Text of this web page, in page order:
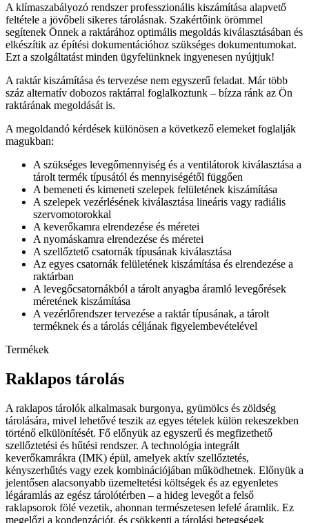
A klímaszabályozó rendszer professzionális kiszámítása alapvető
feltétele a jövőbeli sikeres tárolásnak. Szakértőink örömmel
segítenek Önnek a raktárához optimális megoldás kiválasztásában és
elkészítik az építési dokumentációhoz szükséges dokumentumokat.
Ezt a szolgáltatást minden ügyfelünknek ingyenesen nyújtjuk!
A raktár kiszámítása és tervezése nem egyszerű feladat. Már több
száz alternatív dobozos raktárral foglalkoztunk – bízza ránk az Ön
raktárának megoldását is.
A megoldandó kérdések különösen a következő elemeket foglalják
magukban:
A szükséges levegőmennyiség és a ventilátorok kiválasztása a
tárolt termék típusától és mennyiségétől függően
A bemeneti és kimeneti szelepek felületének kiszámítása
A szelepek vezérlésének kiválasztása lineáris vagy radiális
szervomotorokkal
A keverőkamra elrendezése és méretei
A nyomáskamra elrendezése és méretei
A szellőztető csatornák típusának kiválasztása
Az egyes csatornák felületének kiszámítása és elrendezése a
raktárban
A levegőcsatornákból a tárolt anyagba áramló levegőrések
méretének kiszámítása
A vezérlőrendszer tervezése a raktár típusának, a tárolt
terméknek és a tárolás céljának figyelembevételével
Termékek
Raklapos tárolás
A raklapos tárolók alkalmasak burgonya, gyümölcs és zöldség
tárolására, mivel lehetővé teszik az egyes tételek külön rekeszekben
történő elkülönítését. Fő előnyük az egyszerű és megfizethető
szellőztetési és hűtési rendszer. A technológia integrált
keverőkamrákra (IMK) épül, amelyek aktív szellőztetés,
kényszerhűtés vagy ezek kombinációjában működhetnek. Előnyük a
jelentősen alacsonyabb üzemeltetési költségek és az egyenletes
légáramlás az egész tárolótérben – a hideg levegőt a felső
raklapsorok fölé vezetik, ahonnan természetesen lefelé áramlik. Ez
megelőzi a kondenzációt, és csökkenti a tárolási betegségek